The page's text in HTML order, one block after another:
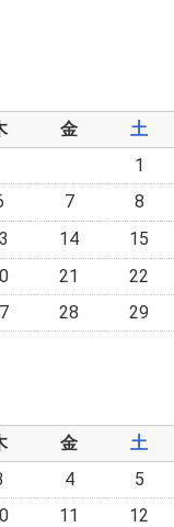
金
土
1
7
8
14
15
21
22
28
29
金
土
4
5
11
12